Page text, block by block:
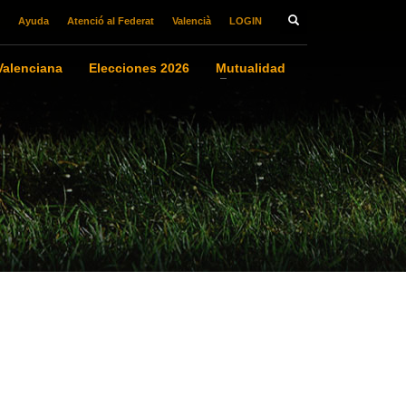
Ayuda Atenció al Federat Valencià LOGIN
Elecciones 2026
Mutualidad